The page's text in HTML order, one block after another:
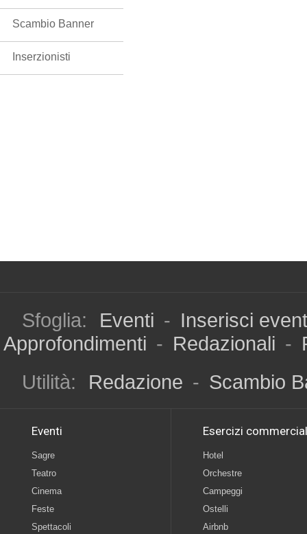
Scambio Banner
Inserzionisti
Sfoglia: Eventi - Inserisci
Approfondimenti - Redazionali -
Utilità:
Redazione - Scambio
Eventi
Sagre
Teatro
Cinema
Feste
Spettacoli
Esercizi
Hotel
Orchestre
Campeggi
Ostelli
Airbnb